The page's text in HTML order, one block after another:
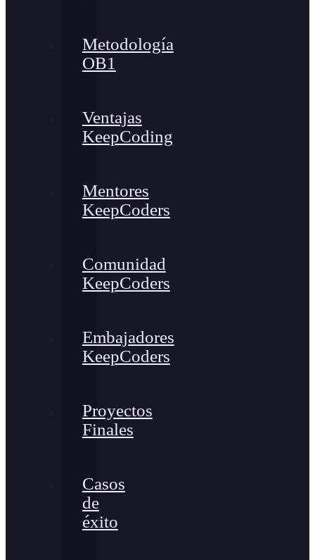
Metodología
OB1
Ventajas
KeepCoding
Mentores
KeepCoders
Comunidad
KeepCoders
Embajadores
KeepCoders
Proyectos
Finales
Casos
de
éxito